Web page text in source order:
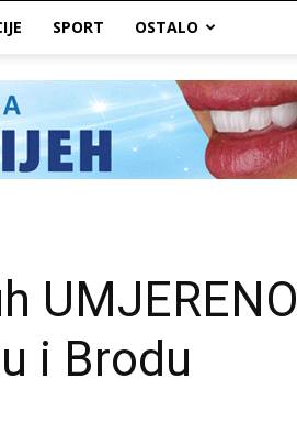
SPORT OSTALO
UMJERENO
i Brodu